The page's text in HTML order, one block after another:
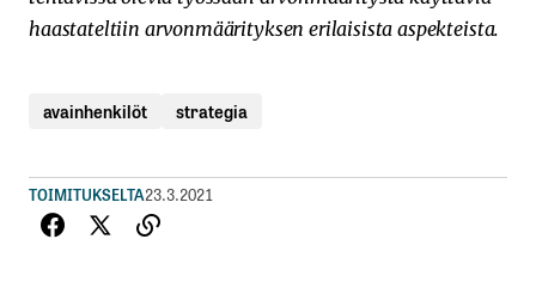
haastateltiin arvonmäärityksen erilaisista aspekteista.
avainhenkilöt strategia
TOIMITUKSELTA23.3.2021